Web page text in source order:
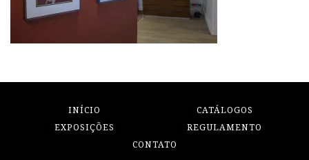
INÍCIO
CATÁLOGOS
EXPOSIÇÕES
REGULAMENTO
CONTATO